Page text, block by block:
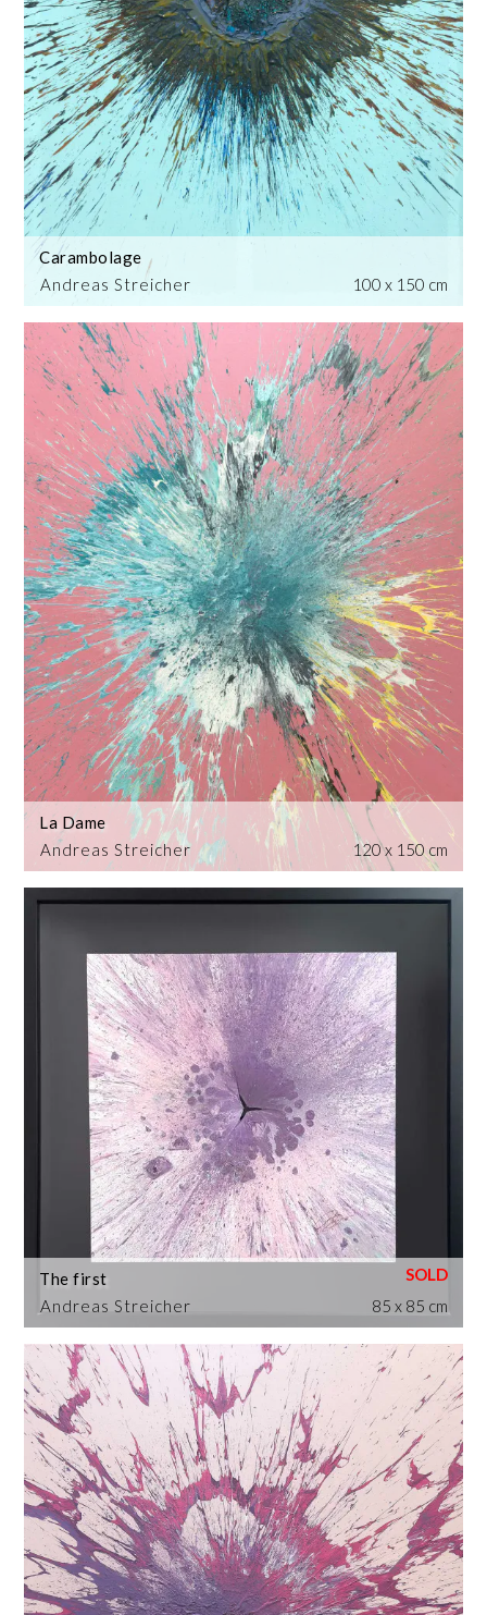
Andreas Streicher
Carambolage
100 x 150 cm
Andreas Streicher
La Dame
120 x 150 cm
Andreas Streicher
The first
85 x 85 cm